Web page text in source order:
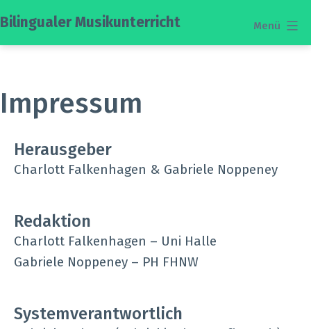
Inhalt
springen
Bilingualer Musikunterricht Menü
Impressum
Herausgeber
Charlott Falkenhagen & Gabriele Noppeney
Redaktion
Charlott Falkenhagen – Uni Halle
Gabriele Noppeney – PH FHNW
Systemverantwortlich